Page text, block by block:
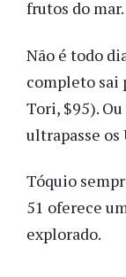
frutos do mar.
Não é todo
completo sai
Tori, $95).
ultrapasse os
Tóquio
51 oferece
explorado.